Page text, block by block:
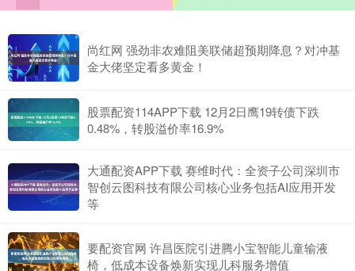
尚红网 强劲非农难阻美联储超预期降息？对冲基
金大佬坚定看多黄金！
股票配资114APP下载 12月2日鹰19转债下跌
0.48%，转股溢价率16.9%
大通配资APP下载 赛维时代：全资子公司深圳市
智创云图科技有限公司核心业务包括AI应用开发
等
要配资官网 许昌医院引进腾小宝智能儿童输液
椅，低成本设备焕新实现儿科服务增值